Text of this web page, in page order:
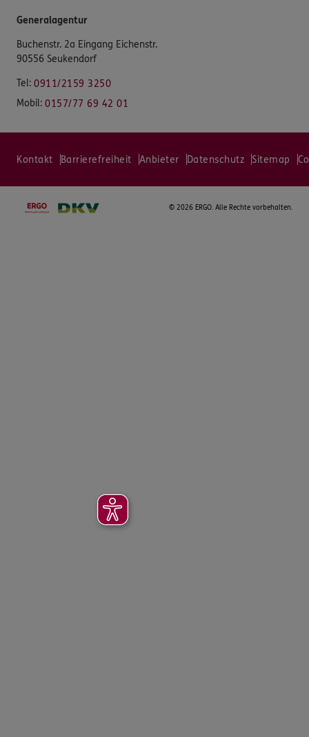
Generalagentur
Buchenstr. 2a Eingang Eichenstr.
90556 Seukendorf
Tel: 0911/2159 3250
Mobil: 0157/77 69 42 01
Kontakt Barrierefreiheit Anbieter Datenschutz Sitemap
© 2026 ERGO. Alle Rechte vorbehalten.